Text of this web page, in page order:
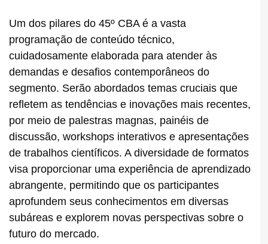
Um dos pilares do 45º CBA é a vasta
programação de conteúdo técnico,
cuidadosamente elaborada para atender às
demandas e desafios contemporâneos do
segmento. Serão abordados temas cruciais que
refletem as tendências e inovações mais recentes,
por meio de palestras magnas, painéis de
discussão, workshops interativos e apresentações
de trabalhos científicos. A diversidade de formatos
visa proporcionar uma experiência de aprendizado
abrangente, permitindo que os participantes
aprofundem seus conhecimentos em diversas
subáreas e explorem novas perspectivas sobre o
futuro do mercado.